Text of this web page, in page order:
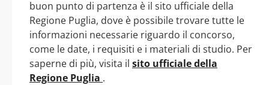
buon punto di partenza è il sito ufficiale della
Regione Puglia, dove è possibile trovare tutte le
informazioni necessarie riguardo il concorso,
come le date, i requisiti e i materiali di studio. Per
saperne di più, visita il sito ufficiale della
Regione Puglia .